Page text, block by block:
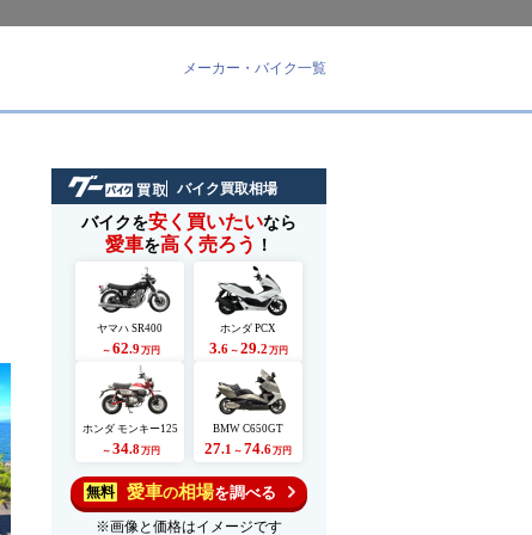
メーカー・バイク一覧
バイク買取相場
バイクを安く買いたいなら
愛車を高く売ろう ！
ヤマハ SR400
～ 62.9 万円
ホンダ PCX
3.6 ～ 29.2 万円
ホンダ モンキー125
～ 34.8万円
BMW C650GT
27.1 ～ 74.6万円
無料 愛車の相場を調べる
※画像と価格はイメージです